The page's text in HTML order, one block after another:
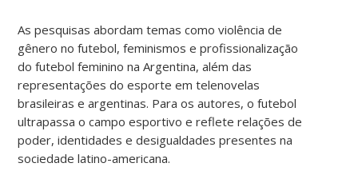
As pesquisas abordam temas como violência de
gênero no futebol, feminismos e profissionalização
do futebol feminino na Argentina, além das
representações do esporte em telenovelas
brasileiras e argentinas. Para os autores, o futebol
ultrapassa o campo esportivo e reflete relações de
poder, identidades e desigualdades presentes na
sociedade latino-americana.